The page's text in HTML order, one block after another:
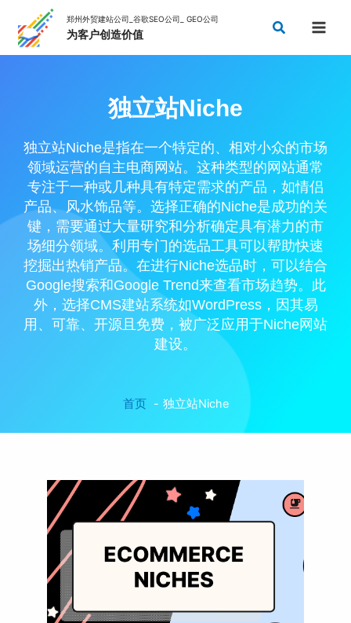
搜
独立站Niche
独立站Niche是指在一个特定的、相对小众的市场
领域运营的自主电商网站。这种类型的网站通常
专注于一种或几种具有特定需求的产品，如情侣
产品、风水饰品等。选择正确的Niche是成功的关
键，需要通过大量研究和分析确定具有潜力的市
场细分领域。利用专门的选品工具可以帮助快速
挖掘出热销产品。在进行Niche选品时，可以结合
Google搜索和Google Trend来查看市场趋势。此
外，选择CMS建站系统如WordPress，因其易
用、可靠、开源且免费，被广泛应用于Niche网站
建设。
首页 独立站Niche